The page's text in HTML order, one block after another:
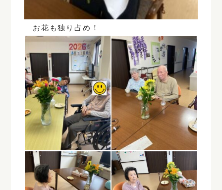
お花も独り占め！